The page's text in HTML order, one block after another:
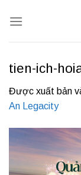
qua
tien-ich-
Được xuất bản
An Legacity